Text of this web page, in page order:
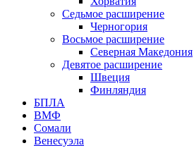
Седьмое расширение
Черногория
Восьмое расширение
Северная Македония
Девятое расширение
Швеция
Финляндия
БПЛА
ВМФ
Сомали
Венесуэла